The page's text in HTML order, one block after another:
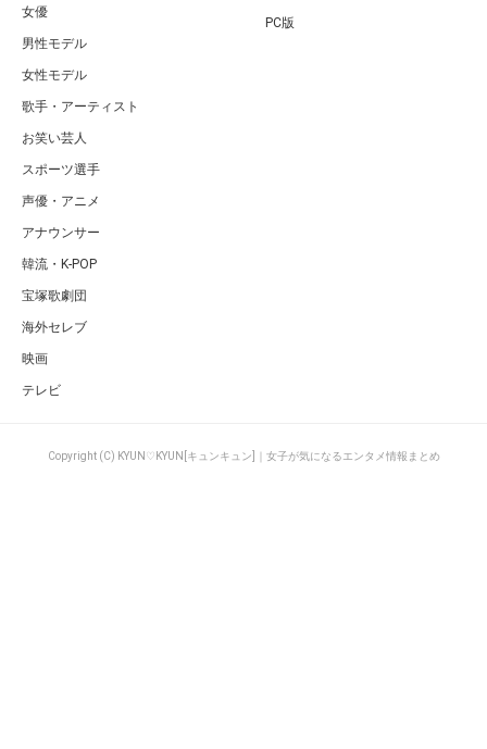
女優
男性モデル
女性モデル
歌手・アーティスト
お笑い芸人
スポーツ選手
声優・アニメ
アナウンサー
韓流・K-POP
宝塚歌劇団
海外セレブ
映画
テレビ
PC版
Copyright (C) KYUN♡KYUN[キュンキュン]｜女子が気になるエンタメ情報まとめ